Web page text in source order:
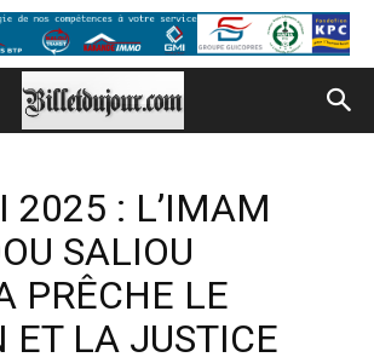
2025 : L’IMAM
SALIOU
PRÊCHE LE
ET LA JUSTICE